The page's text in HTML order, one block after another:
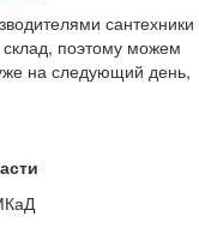
сантехники
поэтому можем
на следующий день,